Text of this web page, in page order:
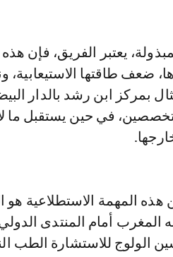
يعتبر الفريق، فإن هذه
ضعف طاقتها
بمركز ابن رشد بالدار
هذه المهمة الاستطلاعية
به المغرب أمام المنتدى
الولوج للاستشارة الطب